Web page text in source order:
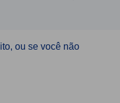
ou se você não